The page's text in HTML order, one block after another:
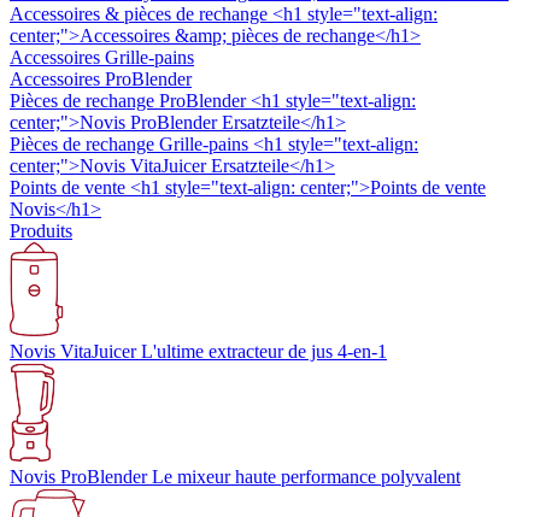
Accessoires & pièces de rechange <h1 style="text-align:
center;">Accessoires &amp; pièces de rechange</h1>
Accessoires Grille-pains
Accessoires ProBlender
Pièces de rechange ProBlender <h1 style="text-align:
center;">Novis ProBlender Ersatzteile</h1>
Pièces de rechange Grille-pains <h1 style="text-align:
center;">Novis VitaJuicer Ersatzteile</h1>
Points de vente <h1 style="text-align: center;">Points de vente
Novis</h1>
Produits
Novis VitaJuicer L'ultime extracteur de jus 4-en-1
Novis ProBlender Le mixeur haute performance polyvalent